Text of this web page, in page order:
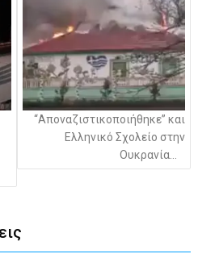
“Αποναζιστικοποιήθηκε” και
Ελληνικό Σχολείο στην
Ουκρανία…